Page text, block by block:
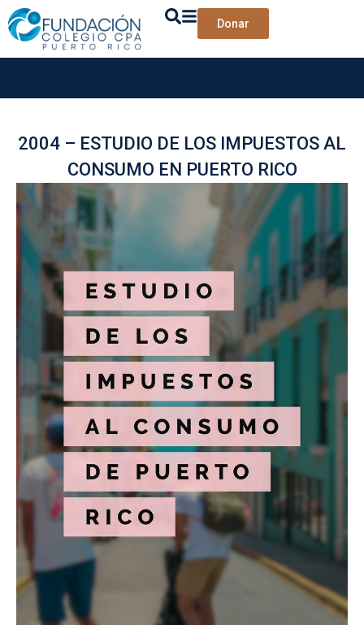
Donar
2004 – ESTUDIO DE LOS IMPUESTOS AL
CONSUMO EN PUERTO RICO